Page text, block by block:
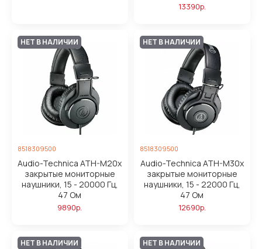
13390р.
НЕТ В НАЛИЧИИ
8518309500
Audio-Technica ATH-M20x
закрытые мониторные
наушники, 15 - 20000 Гц,
47 Ом
9890р.
НЕТ В НАЛИЧИИ
8518309500
Audio-Technica ATH-M30x
закрытые мониторные
наушники, 15 - 22000 Гц,
47 Ом
12690р.
НЕТ В НАЛИЧИИ НЕТ В НАЛИЧИИ